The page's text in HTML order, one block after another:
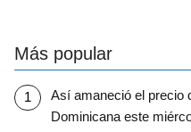
Más popular
Así amaneció el precio
Dominicana este